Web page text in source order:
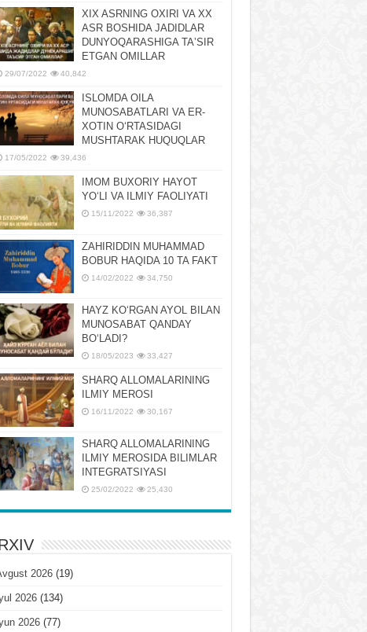
XIX ASRNING OXIRI VA XX
ASR BOSHIDA JADIDLAR
DUNYOQARASHIGA TAʼSIR
ETGAN OMILLAR
29/07/2022 40,842
ISLOMDA OILA
MUNOSABATLARI VA ER-
XOTIN OʻRTASIDAGI
MUSHTARAK HUQUQLAR
17/05/2022 39,436
IMOM BUXORIY HAYOT
YOʻLI VA ILMIY FAOLIYATI
15/11/2022 36,387
ZAHIRIDDIN MUHAMMAD
BOBUR HAQIDA 10 TA FAKT
14/02/2022 34,750
HAYZ KOʻRGAN AYOL BILAN
MUNOSABAT QANDAY
BOʻLADI?
18/05/2023 33,427
SHARQ ALLOMALARINING
ILMIY MEROSI
16/11/2022 30,167
SHARQ ALLOMALARINING
ILMIY MЕROSIDA BILIMLAR
INTЕGRATSIYASI
25/02/2022 25,430
2026(19)
2026(134)
2026(77)